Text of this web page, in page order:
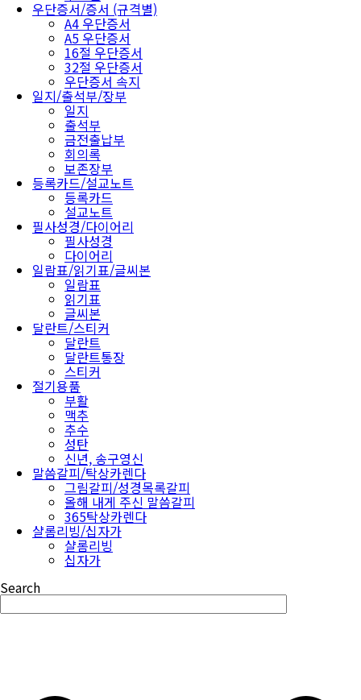
우단증서/증서 (규격별)
A4 우단증서
A5 우단증서
16절 우단증서
32절 우단증서
우단증서 속지
일지/출석부/장부
일지
출석부
금전출납부
회의록
보존장부
등록카드/설교노트
등록카드
설교노트
필사성경/다이어리
필사성경
다이어리
일람표/읽기표/글씨본
일람표
읽기표
글씨본
달란트/스티커
달란트
달란트통장
스티커
절기용품
부활
맥추
추수
성탄
신년, 송구영신
말씀갈피/탁상카렌다
그림갈피/성경목록갈피
올해 내게 주신 말씀갈피
365탁상카렌다
샬롬리빙/십자가
샬롬리빙
십자가
Search